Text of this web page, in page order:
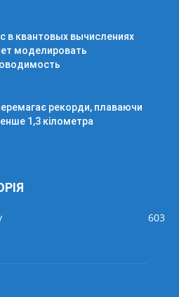
в квантовых вычислениях
моделировать
рекорди, плаваючи
1,3 кілометра
603